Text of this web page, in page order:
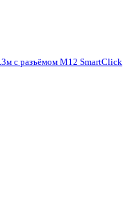
с разъёмом M12 SmartClick